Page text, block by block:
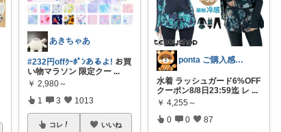
あきちゃあ
#232円offｸｰﾎﾟﾝあるよ! お買
い物マラソン 限定クー ...
￥ 2,980～
1 3 1013
コレ いいね
ponta ご購入感謝ですm(_ _)m
水着 ラッシュガード6%OFF
クーポン8/8日23:59迄 レ ...
￥ 4,255～
0 0 87